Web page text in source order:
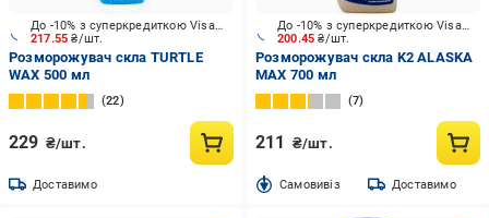
217.55₴/шт.
До -10% з суперкредиткою Visa Вигода
Розморожувач скла TURTLE
WAX 500 мл
22
229 ₴/шт.
Доставимо
200.45₴/шт.
До -10% з суперкредиткою Visa Вигода
Розморожувач скла K2 ALASKA
MAX 700 мл
7
211 ₴/шт.
Cамовивіз Доставимо